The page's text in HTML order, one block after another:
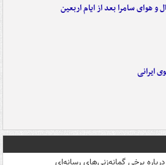
و هوای سامرا بعد از ایام اربعین
ایرانی
درباره برخی گمانه‌زنی‌های رسانه‌ای